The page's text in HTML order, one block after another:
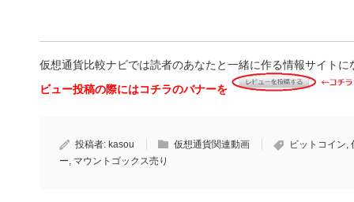
仮想通貨比較ナビでは読者のあなたと一緒に作る情報サイト
ビュー投稿の際にはコチラのバナーを
投稿者: kasou 仮想通貨関連動画 ビットコイン,
ー, マウントゴックス売り